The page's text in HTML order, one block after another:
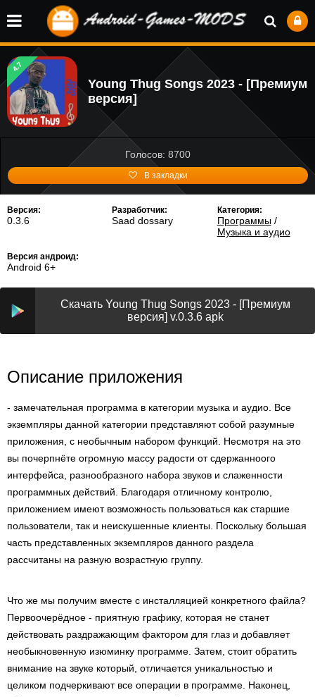
4.7
Young Thug Songs 2023 - [Премиум
версия]
Голосов: 8700
В закладки
Версия:
0.3.6
Разработчик:
Saad dossary
Категория:
Программы/
Музыка и аудио
Версия андроид:
Android 6+
Скачать Young Thug Songs 2023 - [Премиум
версия] v.0.3.6 apk
Описание приложения
- замечательная программа в категории музыка и аудио. Все
экземпляры данной категории представляют собой разумные
приложения, с необычным набором функций. Несмотря на это
вы почерпнёте огромную массу радости от сдержанноого
интерфейса, разнообразного набора звуков и слаженности
программных действий. Благодаря отличному контролю,
приложением имеют возможность пользоваться как старшие
пользователи, так и неискушенные клиенты. Поскольку большая
часть представленных экземпляров данного раздела
рассчитаны на разную возрастную группу.
Что же мы получим вместе с инсталляцией конкретного файла?
Первоочерёдное - приятную графику, которая не станет
действовать раздражающим фактором для глаз и добавляет
необыкновенную изюминку программе. Затем, стоит обратить
внимание на звуке который, отличается уникальностью и
целиком подчеркивают все операции в программе. Наконец,